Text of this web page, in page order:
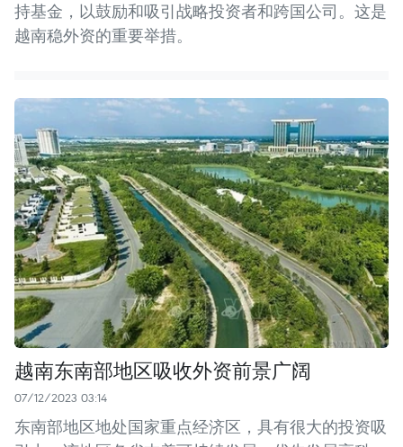
持基金，以鼓励和吸引战略投资者和跨国公司。这是
越南稳外资的重要举措。
越南东南部地区吸收外资前景广阔
07/12/2023 03:14
东南部地区地处国家重点经济区，具有很大的投资吸